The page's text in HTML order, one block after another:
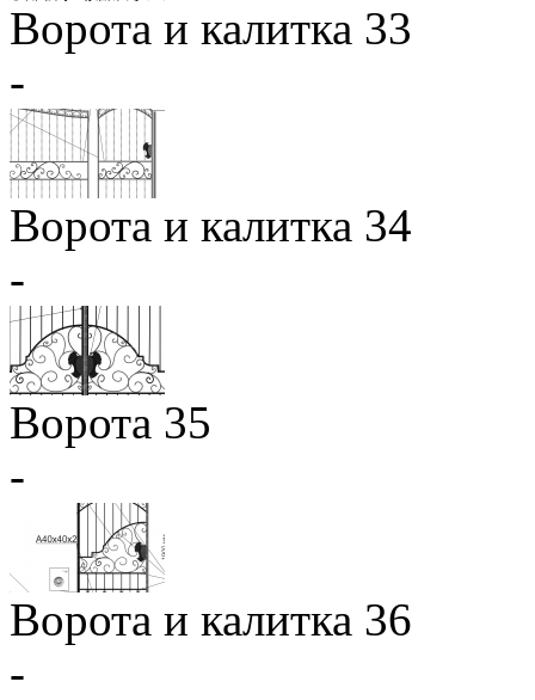
Ворота и калитка 33
-
Ворота и калитка 34
-
Ворота 35
-
Ворота и калитка 36
-